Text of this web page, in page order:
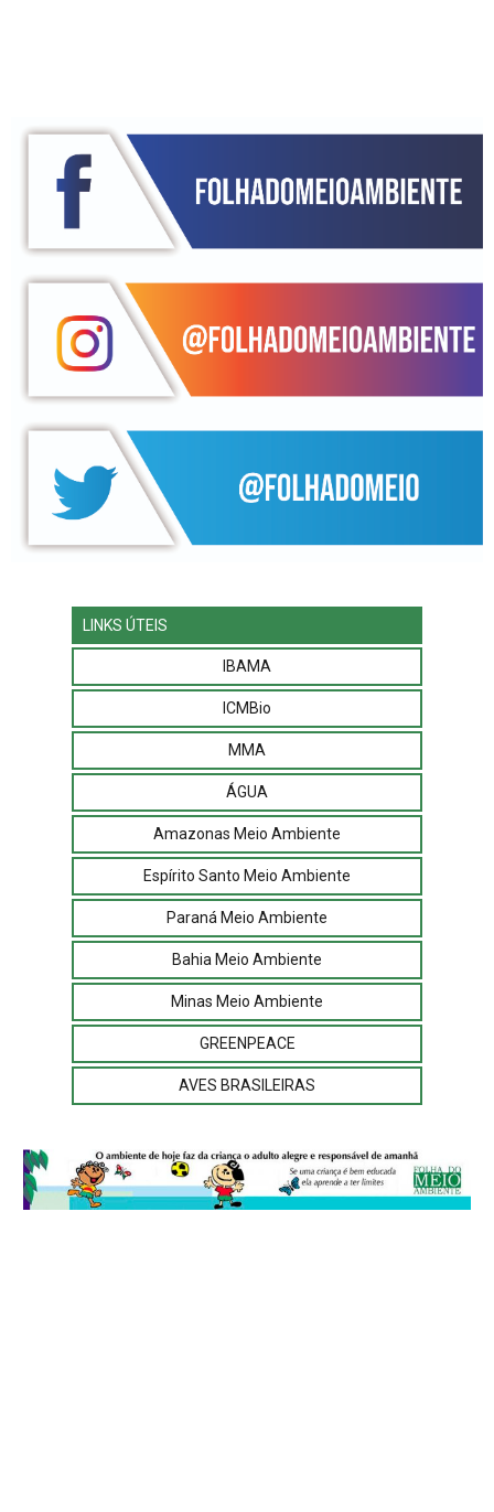
LINKS ÚTEIS
IBAMA
ICMBio
MMA
ÁGUA
Amazonas Meio Ambiente
Espírito Santo Meio Ambiente
Paraná Meio Ambiente
Bahia Meio Ambiente
Minas Meio Ambiente
GREENPEACE
AVES BRASILEIRAS